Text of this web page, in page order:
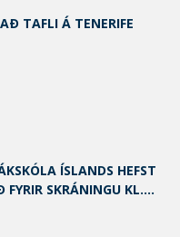
TAFLI Á TENERIFE
ÍSLANDS HEFST
SKRÁNINGU KL....